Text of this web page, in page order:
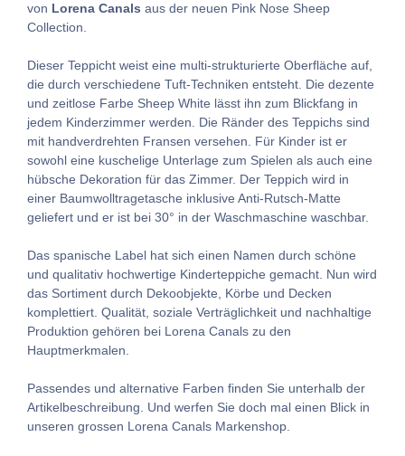
von Lorena Canals aus der neuen Pink Nose Sheep
Collection.
Dieser Teppicht weist eine multi-strukturierte Oberfläche auf,
die durch verschiedene Tuft-Techniken entsteht. Die dezente
und zeitlose Farbe Sheep White lässt ihn zum Blickfang in
jedem Kinderzimmer werden. Die Ränder des Teppichs sind
mit handverdrehten Fransen versehen. Für Kinder ist er
sowohl eine kuschelige Unterlage zum Spielen als auch eine
hübsche Dekoration für das Zimmer. Der Teppich wird in
einer Baumwolltragetasche inklusive Anti-Rutsch-Matte
geliefert und er ist bei 30° in der Waschmaschine waschbar.
Das spanische Label hat sich einen Namen durch schöne
und qualitativ hochwertige Kinderteppiche gemacht. Nun wird
das Sortiment durch Dekoobjekte, Körbe und Decken
komplettiert. Qualität, soziale Verträglichkeit und nachhaltige
Produktion gehören bei Lorena Canals zu den
Hauptmerkmalen.
Passendes und alternative Farben finden Sie unterhalb der
Artikelbeschreibung. Und werfen Sie doch mal einen Blick in
unseren grossen Lorena Canals Markenshop.